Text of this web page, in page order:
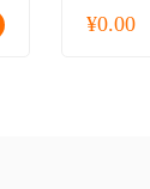
¥0.00